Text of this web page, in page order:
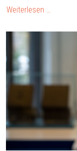
Weiterlesen …